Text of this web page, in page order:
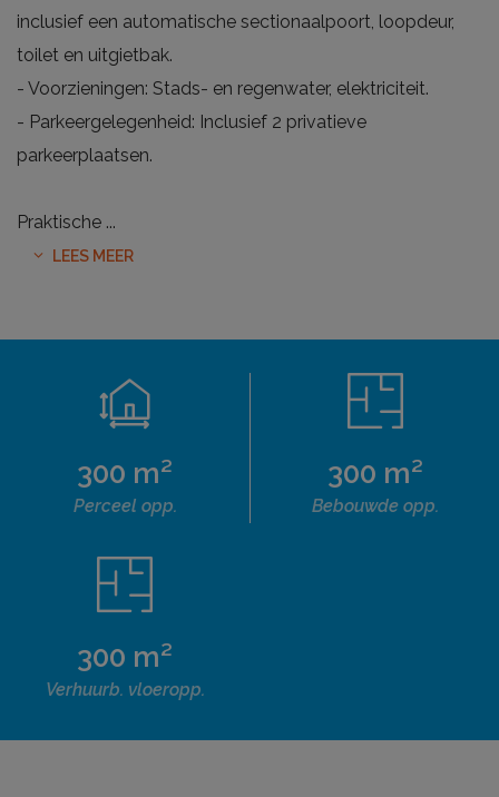
inclusief een automatische sectionaalpoort, loopdeur,
toilet en uitgietbak.
- Voorzieningen: Stads- en regenwater, elektriciteit.
- Parkeergelegenheid: Inclusief 2 privatieve
parkeerplaatsen.
Praktische ...
LEES MEER
300 m²
Perceel opp.
300 m²
Bebouwde opp.
300 m²
Verhuurb. vloeropp.